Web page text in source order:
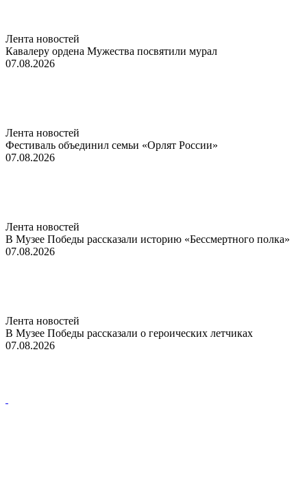
Лента новостей
Кавалеру ордена Мужества посвятили мурал
07.08.2026
Лента новостей
Фестиваль объединил семьи «Орлят России»
07.08.2026
Лента новостей
В Музее Победы рассказали историю «Бессмертного полка»
07.08.2026
Лента новостей
В Музее Победы рассказали о героических летчиках
07.08.2026